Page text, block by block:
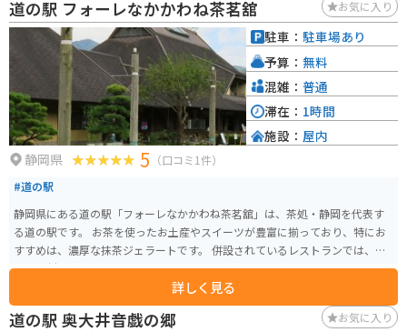
道の駅 フォーレなかかわね茶茗舘 お気に入り
静岡県 5 （口コミ1件）
#道の駅
静岡県にある道の駅「フォーレなかかわね茶茗舘」は、茶処・静岡を代表す
る道の駅です。 お茶を使ったお土産やスイーツが豊富に揃っており、特にお
すすめは、濃厚な抹茶ジェラートです。 併設されているレストランでは、地
元の食材を使った料理を楽しむことができ、お茶を使ったメニューも人気で
乗車することもできます。 バイクで訪れる場合は、道の駅から寸又峡や井川
湖など、自然豊かな観光スポットへのアクセスも良好です。 周辺道路は、ワ
詳しく見る
駐車： 駐車場あり
予算： 無料
混雑： 普通
滞在： 1時間
施設： 屋内
道の駅 奥大井音戯の郷 お気に入り